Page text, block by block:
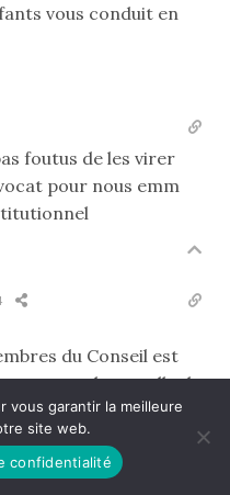
vous conduit en
foutus de les virer
pour nous emm
du Conseil est
mensuels, et celle du
peut être cumulée
des deux anciens
vous garantir la meilleure
site web.
confidentialité